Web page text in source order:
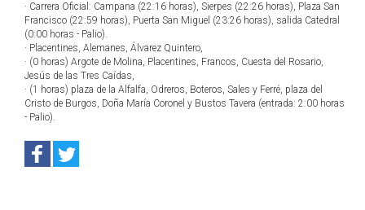
· Carrera Oficial: Campana (22:16 horas), Sierpes (22:26 horas), Plaza San
Francisco (22:59 horas), Puerta San Miguel (23:26 horas), salida Catedral
(0:00 horas - Palio).
· Placentines, Alemanes, Álvarez Quintero,
· (0 horas) Argote de Molina, Placentines, Francos, Cuesta del Rosario,
Jesús de las Tres Caídas,
· (1 horas) plaza de la Alfalfa, Odreros, Boteros, Sales y Ferré, plaza del
Cristo de Burgos, Doña María Coronel y Bustos Tavera (entrada: 2:00 horas
- Palio).